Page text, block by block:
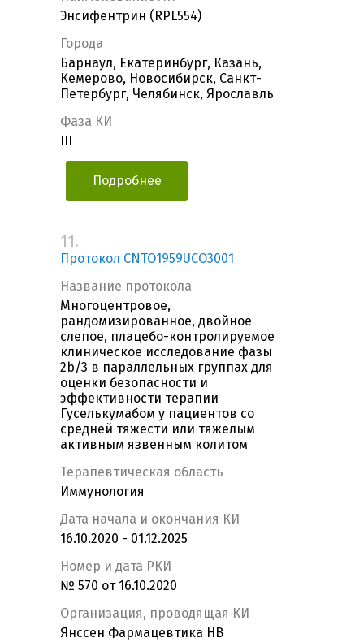
Энсифентрин (RPL554)
Города
Барнаул, Екатеринбург, Казань,
Кемерово, Новосибирск, Санкт-
Петербург, Челябинск, Ярославль
Фаза КИ
Подробнее
11.
Протокол CNTO1959UCO3001
Название протокола
Многоцентровое,
рандомизированное, двойное
слепое, плацебо-контролируемое
клиническое исследование фазы
2b/3 в параллельных группах для
оценки безопасности и
эффективности терапии
Гуселькумабом у пациентов со
средней тяжести или тяжелым
активным язвенным колитом
Терапевтическая область
Иммунология
Дата начала и окончания КИ
16.10.2020 - 01.12.2025
Номер и дата РКИ
№ 570 от 16.10.2020
Организация, проводящая КИ
Янссен Фармацевтика НВ